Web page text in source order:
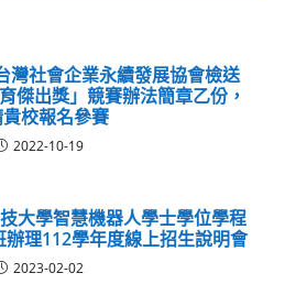
灣社會企業永續發展協會檢送
傑出獎」競賽辦法簡章乙份，
校報名參賽
2022-10-19
大學智慧機器人學士學位學程
理112學年度線上招生說明會
2023-02-02